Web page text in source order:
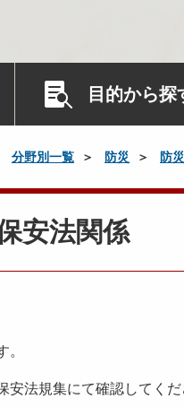
目的から探
分野別一覧 防災 防
安法関係
法規集にて確認してくだ